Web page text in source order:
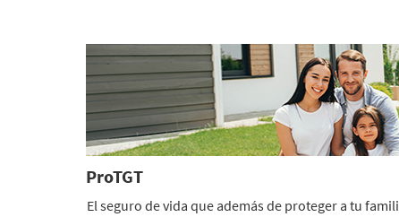
ProTGT
El seguro de vida que además de proteger a tu